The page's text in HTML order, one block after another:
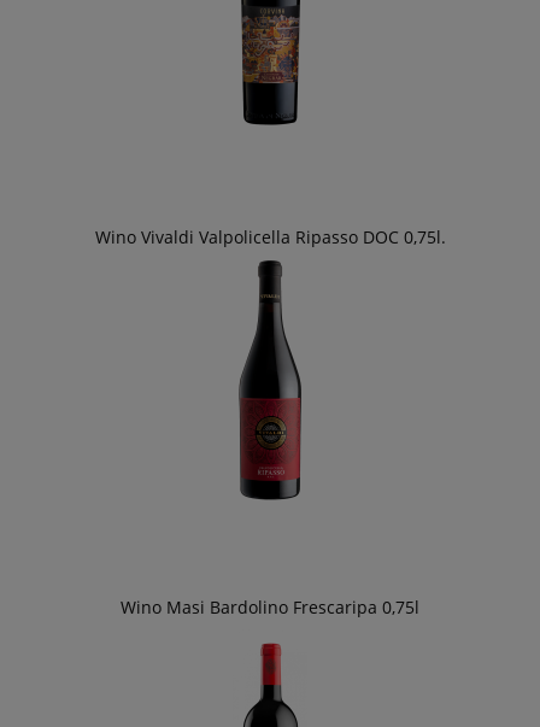
Wino Vivaldi Valpolicella Ripasso DOC 0,75l.
Wino Masi Bardolino Frescaripa 0,75l